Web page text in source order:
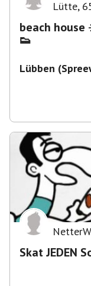
Lütte,
beach
👟
Lübben